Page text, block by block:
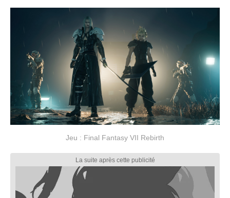
Jeu : Final Fantasy VII Rebirth